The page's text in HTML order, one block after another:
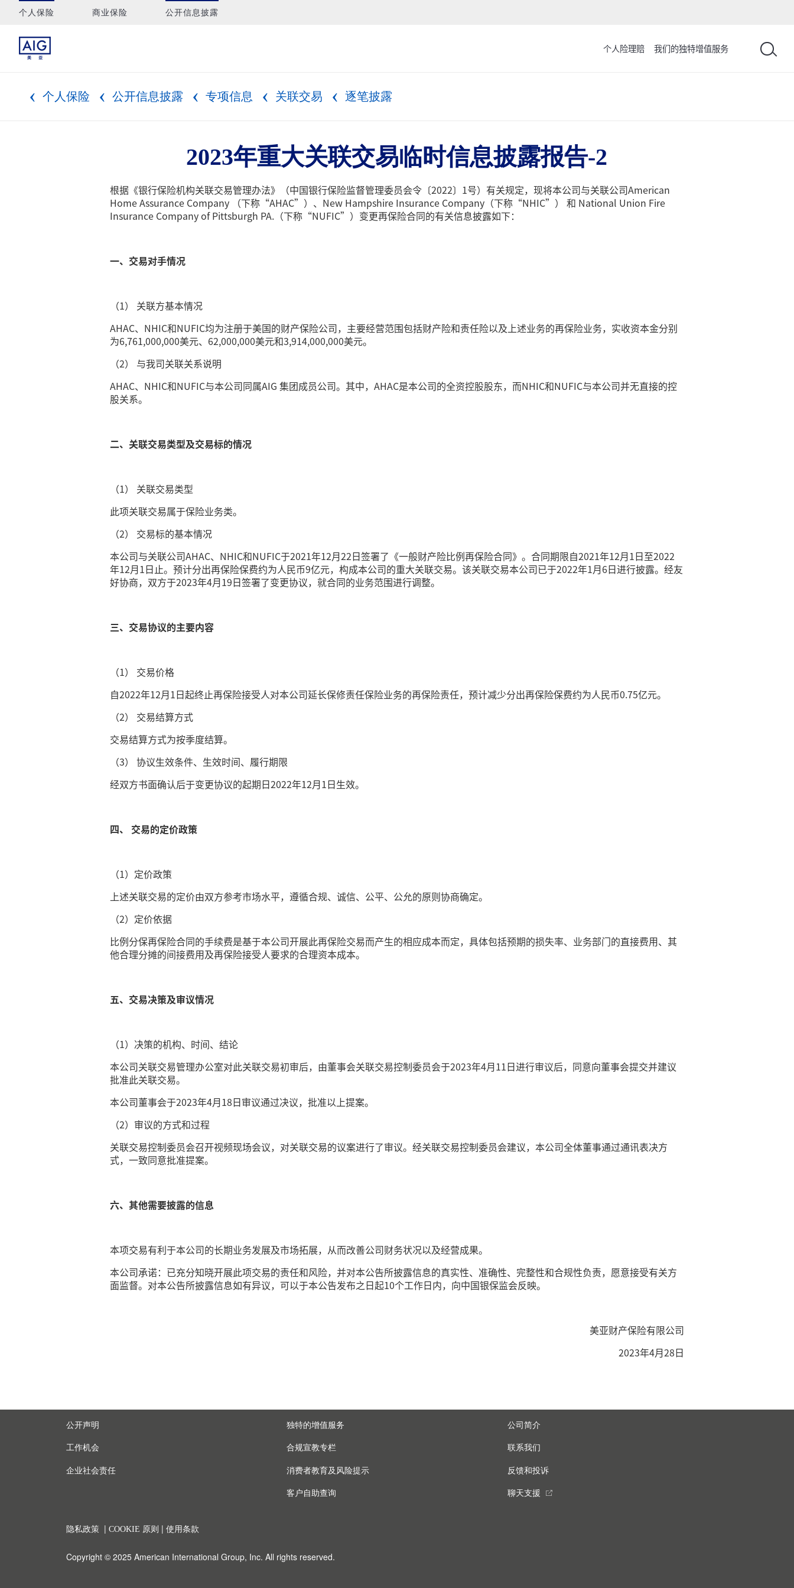
个人保险 商业保险 公开信息披露
个人险理赔 我们的独特增值服务
个人保险 公开信息披露 专项信息 关联交易 逐笔披露
2023年重大关联交易临时信息披露报告-2
根据《银行保险机构关联交易管理办法》（中国银行保险监督管理委员会令〔2022〕1号）有关规定，现将本公司与关联公司American
Home Assurance Company （下称“AHAC”）、New Hampshire Insurance Company（下称“NHIC”） 和 National Union Fire
Insurance Company of Pittsburgh PA.（下称“NUFIC”）变更再保险合同的有关信息披露如下：
一、交易对手情况
（1） 关联方基本情况
AHAC、NHIC和NUFIC均为注册于美国的财产保险公司，主要经营范围包括财产险和责任险以及上述业务的再保险业务，实收资本金分别
为6,761,000,000美元、62,000,000美元和3,914,000,000美元。
（2） 与我司关联关系说明
AHAC、NHIC和NUFIC与本公司同属AIG 集团成员公司。其中，AHAC是本公司的全资控股股东，而NHIC和NUFIC与本公司并无直接的控
股关系。
二、关联交易类型及交易标的情况
（1） 关联交易类型
此项关联交易属于保险业务类。
（2） 交易标的基本情况
本公司与关联公司AHAC、NHIC和NUFIC于2021年12月22日签署了《一般财产险比例再保险合同》。合同期限自2021年12月1日至2022
年12月1日止。预计分出再保险保费约为人民币9亿元，构成本公司的重大关联交易。该关联交易本公司已于2022年1月6日进行披露。经友
好协商，双方于2023年4月19日签署了变更协议，就合同的业务范围进行调整。
三、交易协议的主要内容
（1） 交易价格
自2022年12月1日起终止再保险接受人对本公司延长保修责任保险业务的再保险责任，预计减少分出再保险保费约为人民币0.75亿元。
（2） 交易结算方式
交易结算方式为按季度结算。
（3） 协议生效条件、生效时间、履行期限
经双方书面确认后于变更协议的起期日2022年12月1日生效。
四、 交易的定价政策
（1）定价政策
上述关联交易的定价由双方参考市场水平，遵循合规、诚信、公平、公允的原则协商确定。
（2）定价依据
比例分保再保险合同的手续费是基于本公司开展此再保险交易而产生的相应成本而定，具体包括预期的损失率、业务部门的直接费用、其
他合理分摊的间接费用及再保险接受人要求的合理资本成本。
五、交易决策及审议情况
（1）决策的机构、时间、结论
本公司关联交易管理办公室对此关联交易初审后，由董事会关联交易控制委员会于2023年4月11日进行审议后，同意向董事会提交并建议
批准此关联交易。
本公司董事会于2023年4月18日审议通过决议，批准以上提案。
（2）审议的方式和过程
关联交易控制委员会召开视频现场会议，对关联交易的议案进行了审议。经关联交易控制委员会建议，本公司全体董事通过通讯表决方
式，一致同意批准提案。
六、其他需要披露的信息
本项交易有利于本公司的长期业务发展及市场拓展，从而改善公司财务状况以及经营成果。
本公司承诺：已充分知晓开展此项交易的责任和风险，并对本公告所披露信息的真实性、准确性、完整性和合规性负责，愿意接受有关方
面监督。对本公告所披露信息如有异议，可以于本公告发布之日起10个工作日内，向中国银保监会反映。
美亚财产保险有限公司
2023年4月28日
公开声明
工作机会
企业社会责任
独特的增值服务
合规宣教专栏
消费者教育及风险提示
客户自助查询
公司简介
联系我们
反馈和投诉
聊天支援 external_link
隐私政策| COOKIE 原则 | 使用条款
Copyright © 2025 American International Group, Inc. All rights reserved.